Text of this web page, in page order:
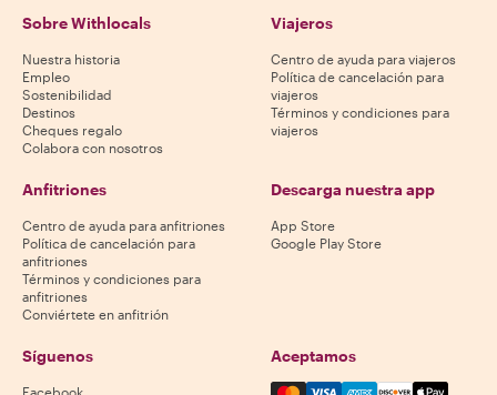
Sobre Withlocals
Nuestra historia
Empleo
Sostenibilidad
Destinos
Cheques regalo
Colabora con nosotros
Viajeros
Centro de ayuda para viajeros
Política de cancelación para
viajeros
Términos y condiciones para
viajeros
Anfitriones
Centro de ayuda para anfitriones
Política de cancelación para
anfitriones
Términos y condiciones para
anfitriones
Conviértete en anfitrión
Descarga nuestra app
App Store
Google Play Store
Síguenos
Facebook
Aceptamos
Mastercard, Visa, Amex,